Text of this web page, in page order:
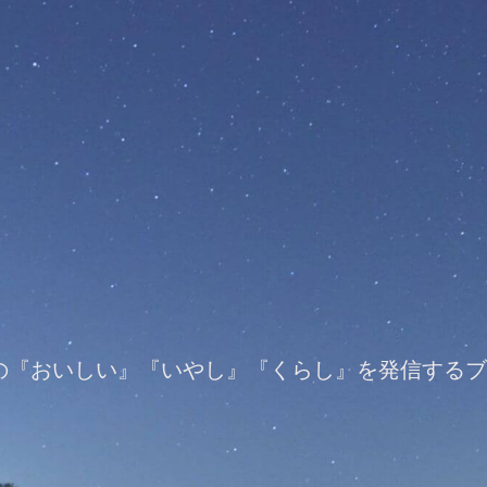
おいしい』『いやし』『くらし』を発信する